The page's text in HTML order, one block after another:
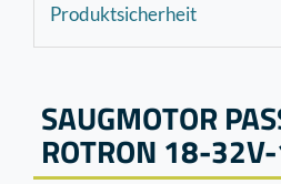
Produktsicherheit
SAUGMOTOR
ROTRON 18-